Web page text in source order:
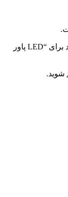
اولین نفری باشید که دیدگاهی را ارسال می کنید برای “LED پاور
شوید.